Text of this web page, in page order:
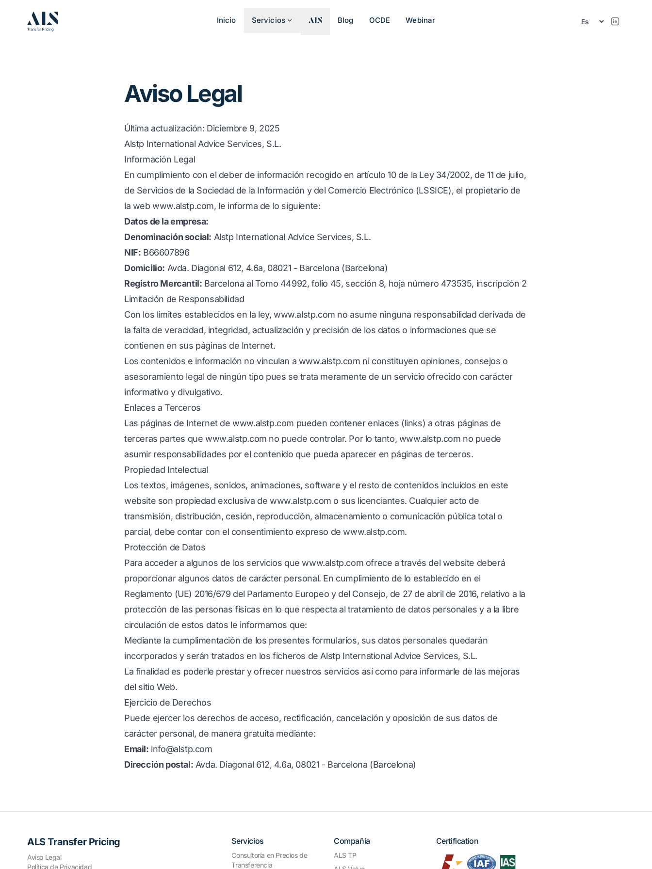
Inicio Servicios Blog OCDE Webinar
Aviso Legal
Última actualización: Diciembre 9, 2025
Alstp International Advice Services, S.L.
Información Legal
En cumplimiento con el deber de información recogido en artículo 10 de la Ley 34/2002, de 11 de julio,
de Servicios de la Sociedad de la Información y del Comercio Electrónico (LSSICE), el propietario de
la webwww.alstp.com, le informa de lo siguiente:
Datos de la empresa:
Denominación social: Alstp International Advice Services, S.L.
NIF: B66607896
Domicilio: Avda. Diagonal 612, 4.6a, 08021 - Barcelona (Barcelona)
Registro Mercantil: Barcelona al Tomo 44992, folio 45, sección 8, hoja número 473535, inscripción 2
Limitación de Responsabilidad
Con los límites establecidos en la ley,www.alstp.com no asume ninguna responsabilidad derivada de
la falta de veracidad, integridad, actualización y precisión de los datos o informaciones que se
contienen en sus páginas de Internet.
Los contenidos e información no vinculan a www.alstp.com ni constituyen opiniones, consejos o
asesoramiento legal de ningún tipo pues se trata meramente de un servicio ofrecido con carácter
informativo y divulgativo.
Enlaces a Terceros
Las páginas de Internet dewww.alstp.com pueden contener enlaces (links) a otras páginas de
terceras partes quewww.alstp.com no puede controlar. Por lo tanto, www.alstp.com no puede
asumir responsabilidades por el contenido que pueda aparecer en páginas de terceros.
Propiedad Intelectual
Los textos, imágenes, sonidos, animaciones, software y el resto de contenidos incluidos en este
website son propiedad exclusiva dewww.alstp.com o sus licenciantes. Cualquier acto de
transmisión, distribución, cesión, reproducción, almacenamiento o comunicación pública total o
parcial, debe contar con el consentimiento expreso dewww.alstp.com.
Protección de Datos
Para acceder a algunos de los servicios quewww.alstp.com ofrece a través del website deberá
proporcionar algunos datos de carácter personal. En cumplimiento de lo establecido en el
Reglamento (UE) 2016/679 del Parlamento Europeo y del Consejo, de 27 de abril de 2016, relativo a la
protección de las personas físicas en lo que respecta al tratamiento de datos personales y a la libre
circulación de estos datos le informamos que:
Mediante la cumplimentación de los presentes formularios, sus datos personales quedarán
incorporados y serán tratados en los ficheros de Alstp International Advice Services, S.L.
La finalidad es poderle prestar y ofrecer nuestros servicios así como para informarle de las mejoras
del sitio Web.
Ejercicio de Derechos
Puede ejercer los derechos de acceso, rectificación, cancelación y oposición de sus datos de
carácter personal, de manera gratuita mediante:
Email: info@alstp.com
Dirección postal: Avda. Diagonal 612, 4.6a, 08021 - Barcelona (Barcelona)
ALS Transfer Pricing
Aviso Legal
Política de Privacidad
Servicios
Consultoría en Precios de
Transferencia
Compañía
ALS TP
Certification